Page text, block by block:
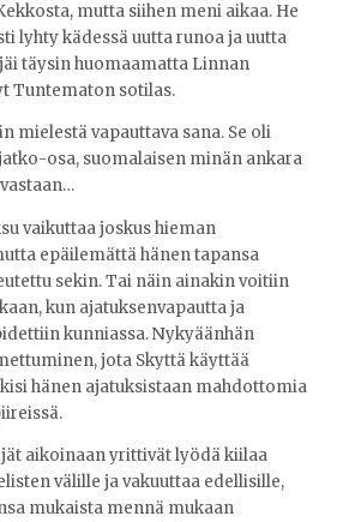
mutta siihen meni aikaa. He
lyhty kädessä uutta runoa ja uutta
täysin huomaamatta Linnan
Tuntematon sotilas.
mielestä vapauttava sana. Se oli
osa, suomalaisen minän ankara
vaikuttaa joskus hieman
epäilemättä hänen tapansa
sekin. Tai näin ainakin voitiin
kun ajatuksenvapautta ja
kunniassa. Nykyäänhän
jota Skyttä käyttää
hänen ajatuksistaan mahdottomia
aikoinaan yrittivät lyödä kiilaa
välille ja vakuuttaa edellisille,
mukaista mennä mukaan